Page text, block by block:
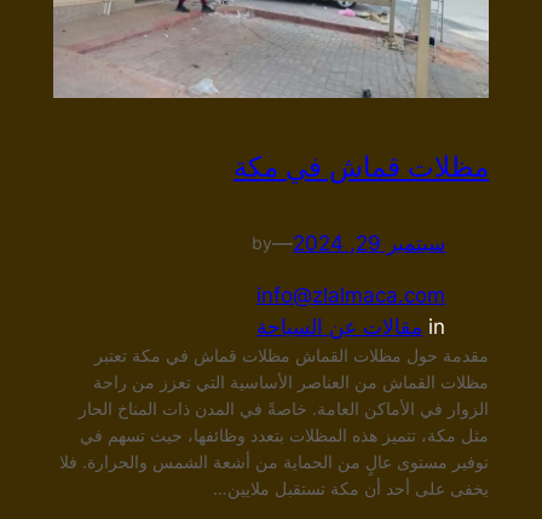
مظلات قماش في مكة
سبتمبر 29, 2024 —
by
info@zlalmaca.com
in مقالات عن السياحة
مقدمة حول مظلات القماش مظلات قماش في مكة تعتبر
مظلات القماش من العناصر الأساسية التي تعزز من راحة
الزوار في الأماكن العامة. خاصةً في المدن ذات المناخ الحار
مثل مكة، تتميز هذه المظلات بتعدد وظائفها، حيث تسهم في
توفير مستوى عالٍ من الحماية من أشعة الشمس والحرارة. فلا
يخفى على أحد أن مكة تستقبل ملايين…